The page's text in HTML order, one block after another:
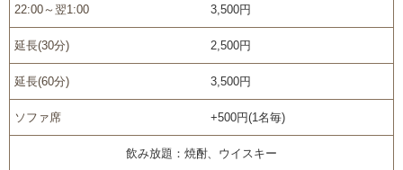
22:00～翌1:00 3,500円
延長(30分) 2,500円
延長(60分) 3,500円
ソファ席 +500円(1名毎)
飲み放題：焼酎、ウイスキー